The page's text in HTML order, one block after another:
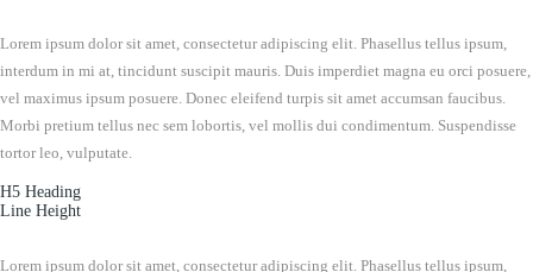
Lorem ipsum dolor sit amet, consectetur adipiscing elit. Phasellus tellus ipsum,
interdum in mi at, tincidunt suscipit mauris. Duis imperdiet magna eu orci posuere,
vel maximus ipsum posuere. Donec eleifend turpis sit amet accumsan faucibus.
Morbi pretium tellus nec sem lobortis, vel mollis dui condimentum. Suspendisse
tortor leo, vulputate.
H5 Heading
Line Height
Lorem ipsum dolor sit amet, consectetur adipiscing elit. Phasellus tellus ipsum,